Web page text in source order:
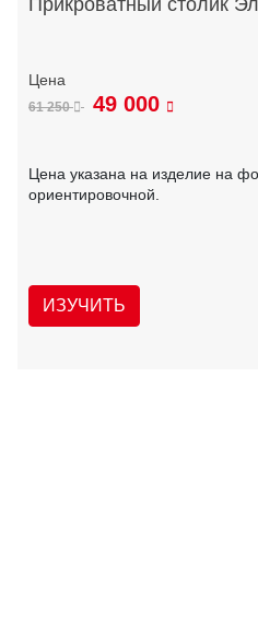
61 250 49 000
Цена указана на изделие на
ориентировочной.
ИЗУЧИТЬ